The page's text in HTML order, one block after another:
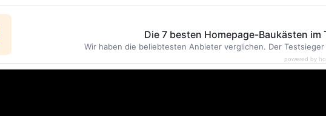
Die 7 besten Homepage-Baukästen im
Wir haben die beliebtesten Anbieter verglichen. Der
powered by